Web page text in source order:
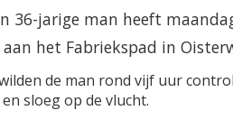
36-jarige man heeft
het Fabriekspad in
de man rond vijf uur
sloeg op de vlucht.